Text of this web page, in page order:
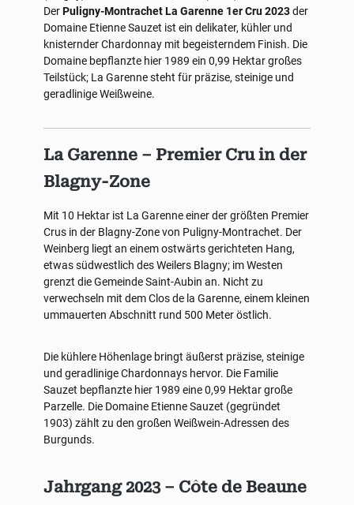
DerPuligny-Montrachet La Garenne 1er Cru 2023der
Domaine Etienne Sauzet ist ein delikater, kühler und
knisternder Chardonnay mit begeisterndem Finish. Die
Domaine bepflanzte hier 1989 ein 0,99 Hektar großes
Teilstück; La Garenne steht für präzise, steinige und
geradlinige Weißweine.
La Garenne – Premier Cru in der
Blagny-Zone
Mit 10 Hektar ist La Garenne einer der größten Premier
Crus in der Blagny-Zone von Puligny-Montrachet. Der
Weinberg liegt an einem ostwärts gerichteten Hang,
etwas südwestlich des Weilers Blagny; im Westen
grenzt die Gemeinde Saint-Aubin an. Nicht zu
verwechseln mit dem Clos de la Garenne, einem kleinen
ummauerten Abschnitt rund 500 Meter östlich.
Die kühlere Höhenlage bringt äußerst präzise, steinige
und geradlinige Chardonnays hervor. Die Familie
Sauzet bepflanzte hier 1989 eine 0,99 Hektar große
Parzelle. Die Domaine Etienne Sauzet (gegründet
1903) zählt zu den großen Weißwein-Adressen des
Burgunds.
Jahrgang 2023 – Côte de Beaune